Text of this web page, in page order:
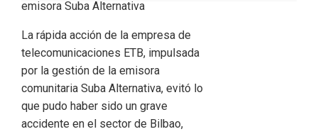
La rápida acción de la empresa de
telecomunicaciones ETB, impulsada
por la gestión de la emisora
comunitaria Suba Alternativa, evitó lo
que pudo haber sido un grave
accidente en el sector de Bilbao,